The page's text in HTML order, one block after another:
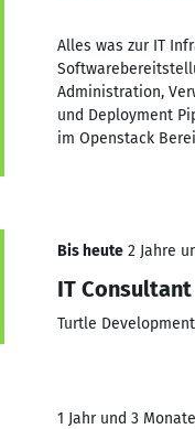
Alles was zur IT
Administration,
und Deployment
im Openstack
Bis heute 2 Jahre
IT Consultant
Turtle Development
1 Jahr und 3